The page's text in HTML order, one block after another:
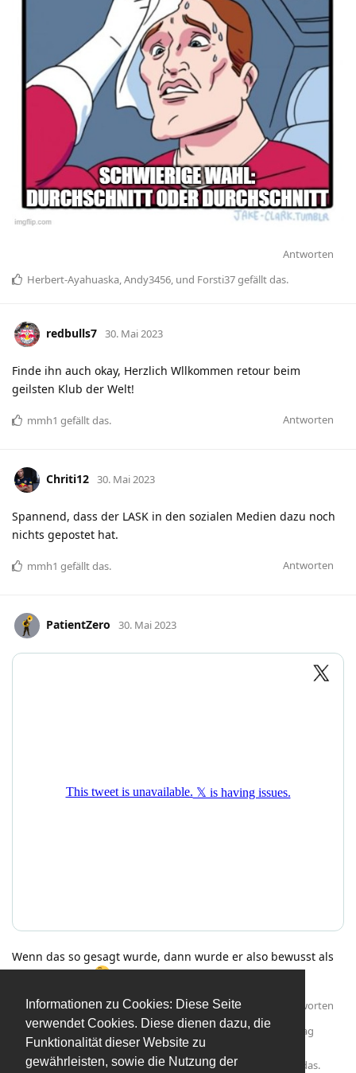
Informationen zu Cookies: Diese Seite
verwendet Cookies. Diese dienen dazu, die
Funktionalität dieser Website zu
gewährleisten, sowie die Nutzung der
Antworten
Herbert-Ayahuaska,Andy3456, und Forsti37gefällt das.
redbulls7 30. Mai 2023
Finde ihn auch okay, Herzlich Wllkommen retour beim
geilsten Klub der Welt!
Antworten
mmh1 gefällt das.
Chriti12 30. Mai 2023
Spannend, dass der LASK in den sozialen Medien dazu noch
nichts gepostet hat.
Antworten
mmh1 gefällt das.
PatientZero 30. Mai 2023
Wenn das so gesagt wurde, dann wurde er also bewusst als
Antworten
Chriti12,mmh1,Aphox, undecomohabenauf diesen Beitrag
geantwortet.
aXXit,mbonheur ,HunglikeHodor, und11weiteren gefällt das.